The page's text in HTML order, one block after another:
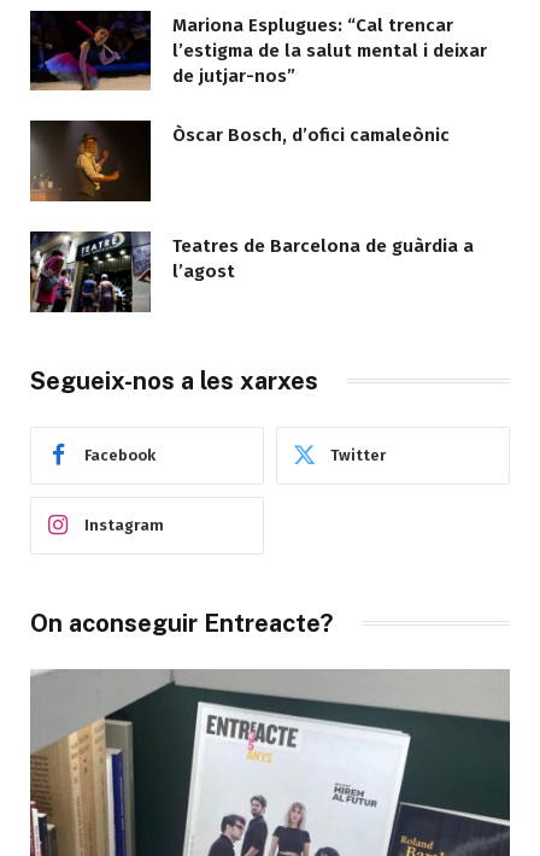
Mariona Esplugues: “Cal trencar
l’estigma de la salut mental i deixar
de jutjar-nos”
Òscar Bosch, d’ofici camaleònic
Teatres de Barcelona de guàrdia a
l’agost
Segueix-nos a les xarxes
Facebook Twitter
Instagram
On aconseguir Entreacte?